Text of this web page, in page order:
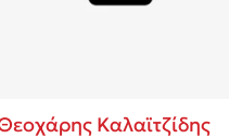
Καλαϊτζίδης